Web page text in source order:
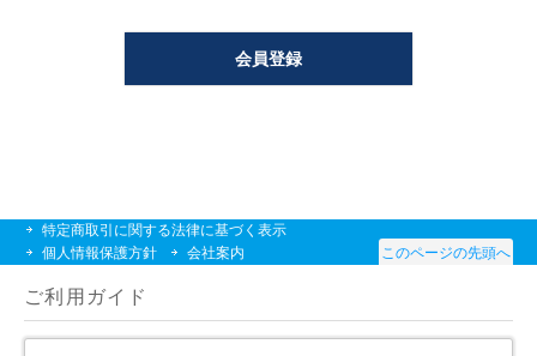
取り扱いメーカー 協力業者募集
会員登録
特定商取引に関する法律に基づく表示
個人情報保護方針
会社案内 このページの先頭へ
ご利用ガイド